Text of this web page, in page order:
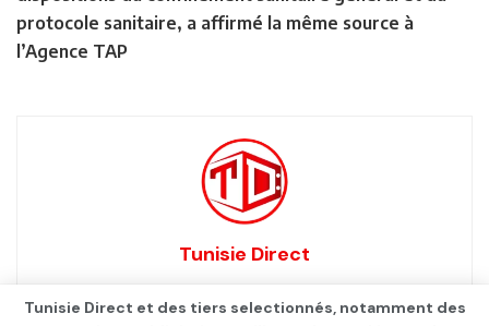
protocole sanitaire, a affirmé la même source à
l’Agence TAP
Tunisie Direct
Tunisie Direct et des tiers selectionnés, notamment des